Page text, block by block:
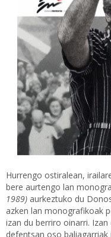
Hurrengo ostiralean,
bere aurtengo lan
1989) aurkeztuko du
azken lan monografikoak
izan du berriro oinarri.
defentsan oso baliagarriak